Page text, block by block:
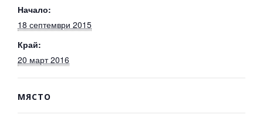
Начало:
18 септември 2015
Край:
20 март 2016
МЯСТО